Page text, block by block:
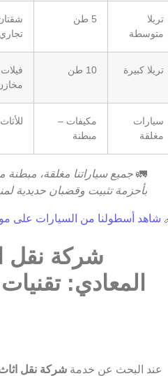
تريلا
متوسطة
5 طن
تجاري
تريلا كبيرة 10 طن
سيارات
مغلقة
مكيفات –
مبطنة
🚛 جميع سياراتنا مغلقة، مبطنة
بأحزمة تثبيت وقضبان حديدية
شاهد أسطولنا من السيارات على
شركة نقل
المعادي:
عند البحث عن خدمة شركة نقل